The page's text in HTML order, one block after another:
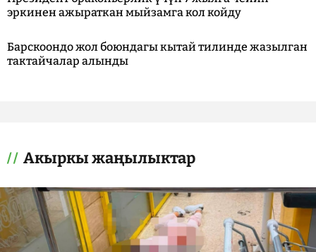
эркинен ажыраткан мыйзамга кол койду
Барскоондо жол боюндагы кытай тилинде жазылган
тактайчалар алынды
Акыркы жаңылыктар